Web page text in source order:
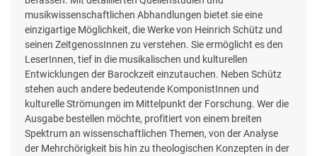
musikwissenschaftlichen Abhandlungen bietet sie eine
einzigartige Möglichkeit, die Werke von Heinrich Schütz und
seinen ZeitgenossInnen zu verstehen. Sie ermöglicht es den
LeserInnen, tief in die musikalischen und kulturellen
Entwicklungen der Barockzeit einzutauchen. Neben Schütz
stehen auch andere bedeutende KomponistInnen und
kulturelle Strömungen im Mittelpunkt der Forschung. Wer die
Ausgabe bestellen möchte, profitiert von einem breiten
Spektrum an wissenschaftlichen Themen, von der Analyse
der Mehrchörigkeit bis hin zu theologischen Konzepten in der